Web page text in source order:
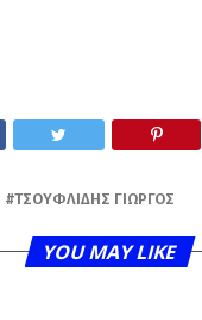
ΤΣΟΥΦΛΊΔΗΣ ΓΙΏΡΓΟΣ
YOU MAY LIKE